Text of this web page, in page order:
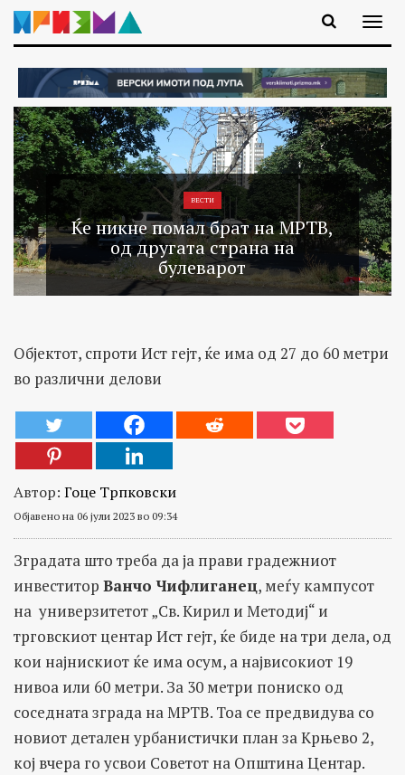
ВЕСТИ
Ќе никне помал брат на МРТВ,
од другата страна на
булеварот
Објектот, спроти Ист гејт, ќе има од 27 до 60 метри
во различни делови
Автор: Гоце Трпковски
Објавено на 06 јули 2023 во 09:34
Зградата што треба да ја прави градежниот
инвеститор Ванчо Чифлиганец, меѓу кампусот
на универзитетот „Св. Кирил и Методиј“ и
трговскиот центар Ист гејт, ќе биде на три дела, од
кои најнискиот ќе има осум, а највисокиот 19
нивоа или 60 метри. За 30 метри пониско од
соседната зграда на МРТВ. Тоа се предвидува со
новиот детален урбанистички план за Крњево 2,
кој вчера го усвои Советот на Општина Центар.